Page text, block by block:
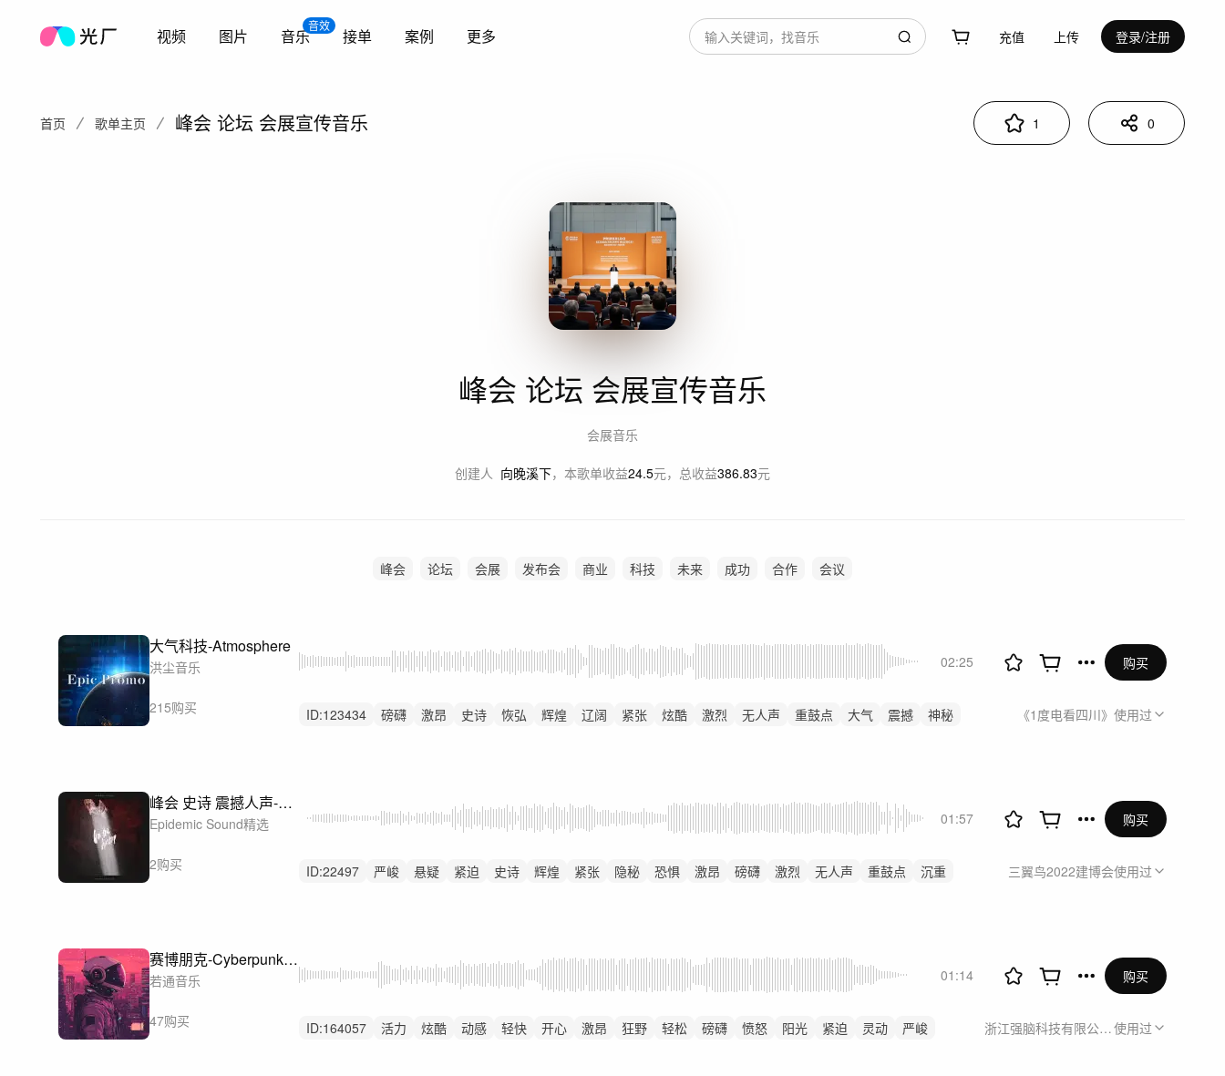
视频 图片
音效
音乐 接单 案例 更多 充值 上传 登录/注册
首页 歌单主页 峰会 论坛 会展宣传音乐 1 0
峰会 论坛 会展宣传音乐
会展音乐
创建人 向晚溪下， 本歌单收益24.5元，总收益386.83元
峰会 论坛 会展 发布会 商业 科技 未来 成功 合作 会议
大气科技-Atmosphere
洪尘音乐
215购买
02:25
ID:123434 磅礴 激昂 史诗 恢弘 辉煌 辽阔 紧张 炫酷 激烈 无人声 重鼓点 大气 震撼
神秘
购买
《1度电看四川》 使用过
峰会 史诗 震撼人声-Synthesis
Epidemic Sound精选
2购买
01:57
ID:22497 严峻 悬疑 紧迫 史诗 辉煌 紧张 隐秘 恐惧 激昂 磅礴 激烈 无人声 重鼓点
沉重
购买
三翼鸟2022建博会使用过
赛博朋克-Cyberpunk Trailer
若通音乐
47购买
01:14
ID:164057 活力 炫酷 动感 轻快 开心 激昂 狂野 轻松 磅礴 愤怒 阳光 紧迫 灵动
严峻
购买
浙江强脑科技有限公司产品宣传片
使用过